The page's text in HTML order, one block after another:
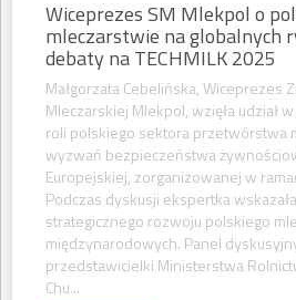
Wiceprezes SM Mlekpol o
mleczarstwie na globalnych
debaty na TECHMILK 2025
Małgorzata Cebelińska, Wiceprezes
Mleczarskiej Mlekpol, wzięła udział
roli polskiego sektora przetwórstwa
wyzwań bezpieczeństwa
Europejskiej, zorganizowanej w
Podczas dyskusji ekspertka
strategicznego rozwoju polskiego
międzynarodowych. Panel
przedstawicielki Ministerstwa
Chu...